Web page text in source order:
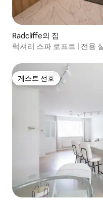
Radcliffe의 집
럭셔리 스파 로프트 | 전용
게스트 선호
게스트 선호